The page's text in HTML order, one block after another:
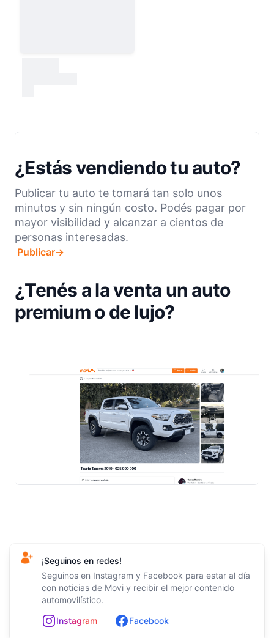
¿Estás vendiendo tu auto?
Publicar tu auto te tomará tan solo unos
minutos y sin ningún costo. Podés pagar por
mayor visibilidad y alcanzar a cientos de
personas interesadas.
Publicar→
¿Tenés a la venta un auto
premium o de lujo?
¡Seguinos en redes!
Seguinos en Instagram y Facebook para estar al día
con noticias de Movi y recibir el mejor contenido
automovilístico.
Instagram Facebook